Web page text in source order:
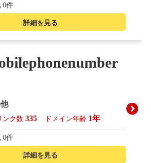
詳細を見る
0件
詳細を見る
ンク数 335 ドメイン年齢 1年
0件